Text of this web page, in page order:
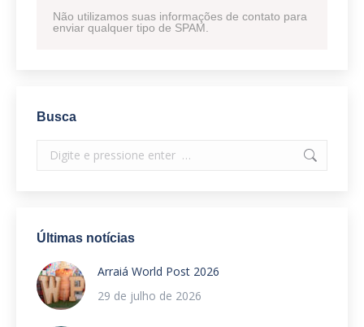
Não utilizamos suas informações de contato para
enviar qualquer tipo de SPAM.
Busca
Search:
Últimas notícias
Arraiá World Post 2026
29 de julho de 2026